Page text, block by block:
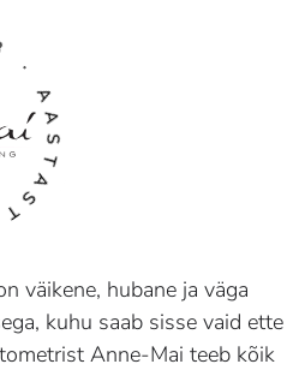
·
väikene, hubane ja väga
kuhu saab sisse vaid ette
Anne-Mai teeb kõik